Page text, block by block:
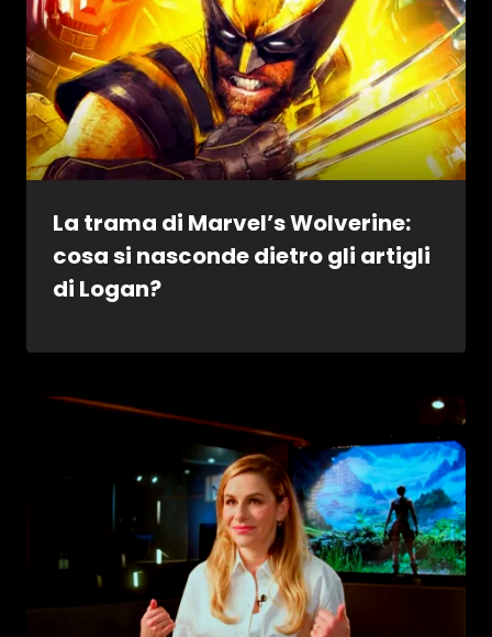
La trama di Marvel’s Wolverine:
cosa si nasconde dietro gli artigli
di Logan?